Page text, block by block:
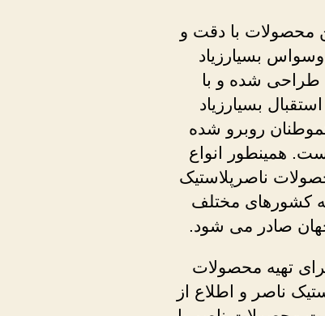
محصولات با دقت و
وسواس بسیارزیاد
طراحی شده و با
استقبال بسیارزیاد
روبرو شده
همینطور انواع
ناصرپلاستیک
کشورهای مختلف
صادر می شود.
تهیه محصولات
ناصر و اطلاع از